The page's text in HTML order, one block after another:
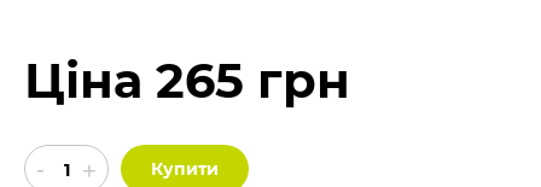
Ціна 265 грн
Купити